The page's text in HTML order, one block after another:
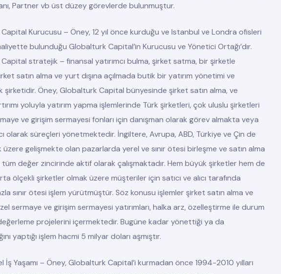
Partner vb üst düzey görevlerde bulunmuştur.
Kurucusu – Öney, 12 yıl önce kurduğu ve Istanbul ve Londra ofisleri
bulunduğu Globalturk Capital’in Kurucusu ve Yönetici Ortağı’dır.
stratejik – finansal yatırımcı bulma, şirket satma, bir şirketle
satın alma ve yurt dışına açılmada butik bir yatırım yönetimi ve
şirketidir. Öney, Globalturk Capital bünyesinde şirket satın alma, ve
yoluyla yatırım yapma işlemlerinde Türk şirketleri, çok uluslu şirketleri
ve girişim sermayesi fonları için danışman olarak görev almakta veya
olarak süreçleri yönetmektedir. İngiltere, Avrupa, ABD, Türkiye ve Çin de
üzere gelişmekte olan pazarlarda yerel ve sınır ötesi birleşme ve satın alma
tüm değer zincirinde aktif olarak çalışmaktadır. Hem büyük şirketler hem de
ölçekli şirketler olmak üzere müşteriler için satıcı ve alıcı tarafında
sınır ötesi işlem yürütmüştür. Söz konusu işlemler şirket satın alma ve
sermaye ve girişim sermayesi yatırımları, halka arz, özelleştirme ile durum
projelerini içermektedir. Bugüne kadar yönettiği ya da
yaptığı işlem hacmi 5 milyar doları aşmıştır.
İş Yaşamı – Öney, Globalturk Capital’i kurmadan önce 1994-2010 yılları